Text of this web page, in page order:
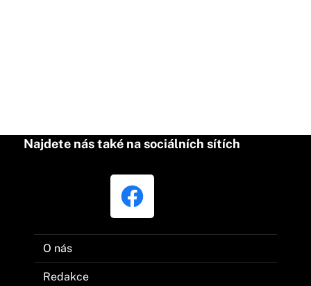
Najdete nás také na sociálních sítích
O nás
Redakce